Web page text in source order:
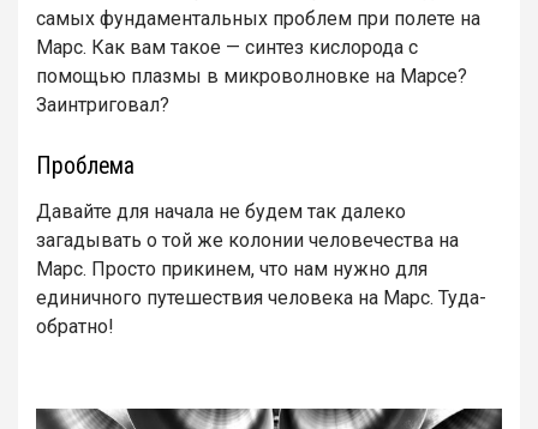
самых фундаментальных проблем при полете на
Марс. Как вам такое — синтез кислорода с
помощью плазмы в микроволновке на Марсе?
Заинтриговал?
Проблема
Давайте для начала не будем так далеко
загадывать о той же колонии человечества на
Марс. Просто прикинем, что нам нужно для
единичного путешествия человека на Марс. Туда-
обратно!